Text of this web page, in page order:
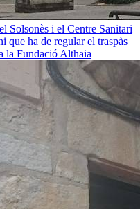
Solsonès i el Centre Sanitari
que ha de regular el traspàs
la Fundació Althaia